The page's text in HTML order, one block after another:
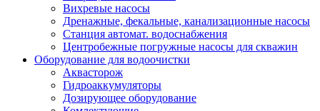
Вихревые насосы
Дренажные, фекальные, канализационные насосы
Станция автомат. водоснабжения
Центробежные погружные насосы для скважин
Оборудование для водоочистки
Аквасторож
Гидроаккумуляторы
Дозирующее оборудование